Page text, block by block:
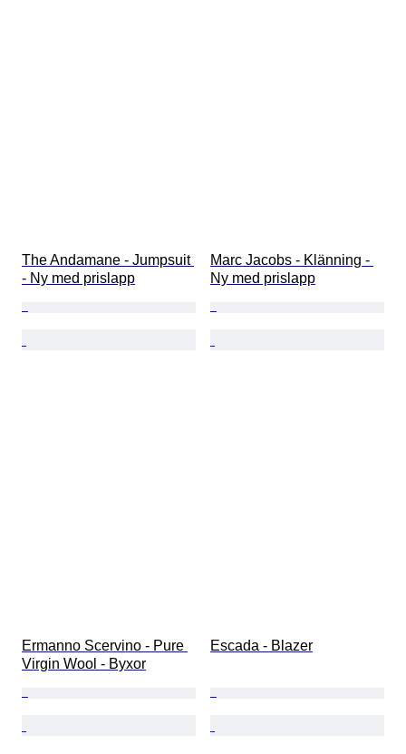
The Andamane - Jumpsuit
- Ny med prislapp
Marc Jacobs - Klänning -
Ny med prislapp
Ermanno Scervino - Pure
Virgin Wool - Byxor
Escada - Blazer